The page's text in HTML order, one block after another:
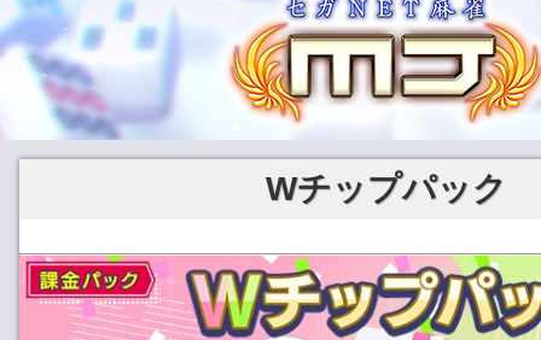
Wチップパック